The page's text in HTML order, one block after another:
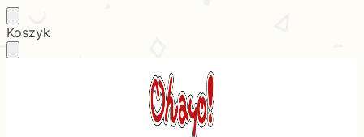
Skip
to
Skip
to
Koszyk